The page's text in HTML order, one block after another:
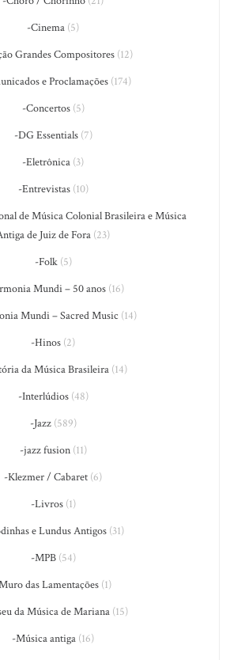
-Cinema (5)
Grandes Compositores(12)
e Proclamações(174)
-Concertos(5)
-DG Essentials(7)
-Eletrônica (3)
-Entrevistas(10)
de Música Colonial Brasileira e Música
de Juiz de Fora (23)
-Folk(5)
Mundi – 50 anos(16)
Mundi – Sacred Music (14)
-Hinos (2)
da Música Brasileira(14)
-Interlúdios(48)
-Jazz(589)
-jazz fusion(11)
-Klezmer / Cabaret (6)
-Livros(1)
e Lundus Antigos (31)
-MPB(54)
das Lamentações (1)
da Música de Mariana(15)
-Música antiga (16)